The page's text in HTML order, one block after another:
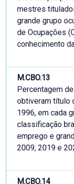
mestres
grande grupo
de Ocupações
conhecimento
M.CBO.13
Percentagem
obtiveram título
1996, em cada
classificação
emprego e
2009, 2019 e
M.CBO.14